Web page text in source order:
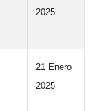
2025
21 Enero
2025